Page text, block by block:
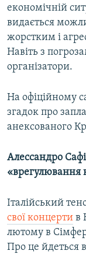
економічній
видається
жорстким і
Навіть з
організатори.
На офіційному
згадок про
анексованого
Алессандро
«врегулювання
Італійський
свої концерти в
лютому в
Про це йдеться в